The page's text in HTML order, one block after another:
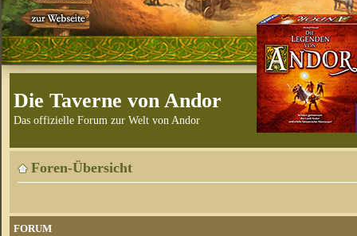
Die Taverne von Andor
Das offizielle Forum zur Welt von Andor
Foren-Übersicht
FORUM